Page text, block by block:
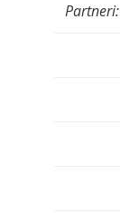
Partneri: